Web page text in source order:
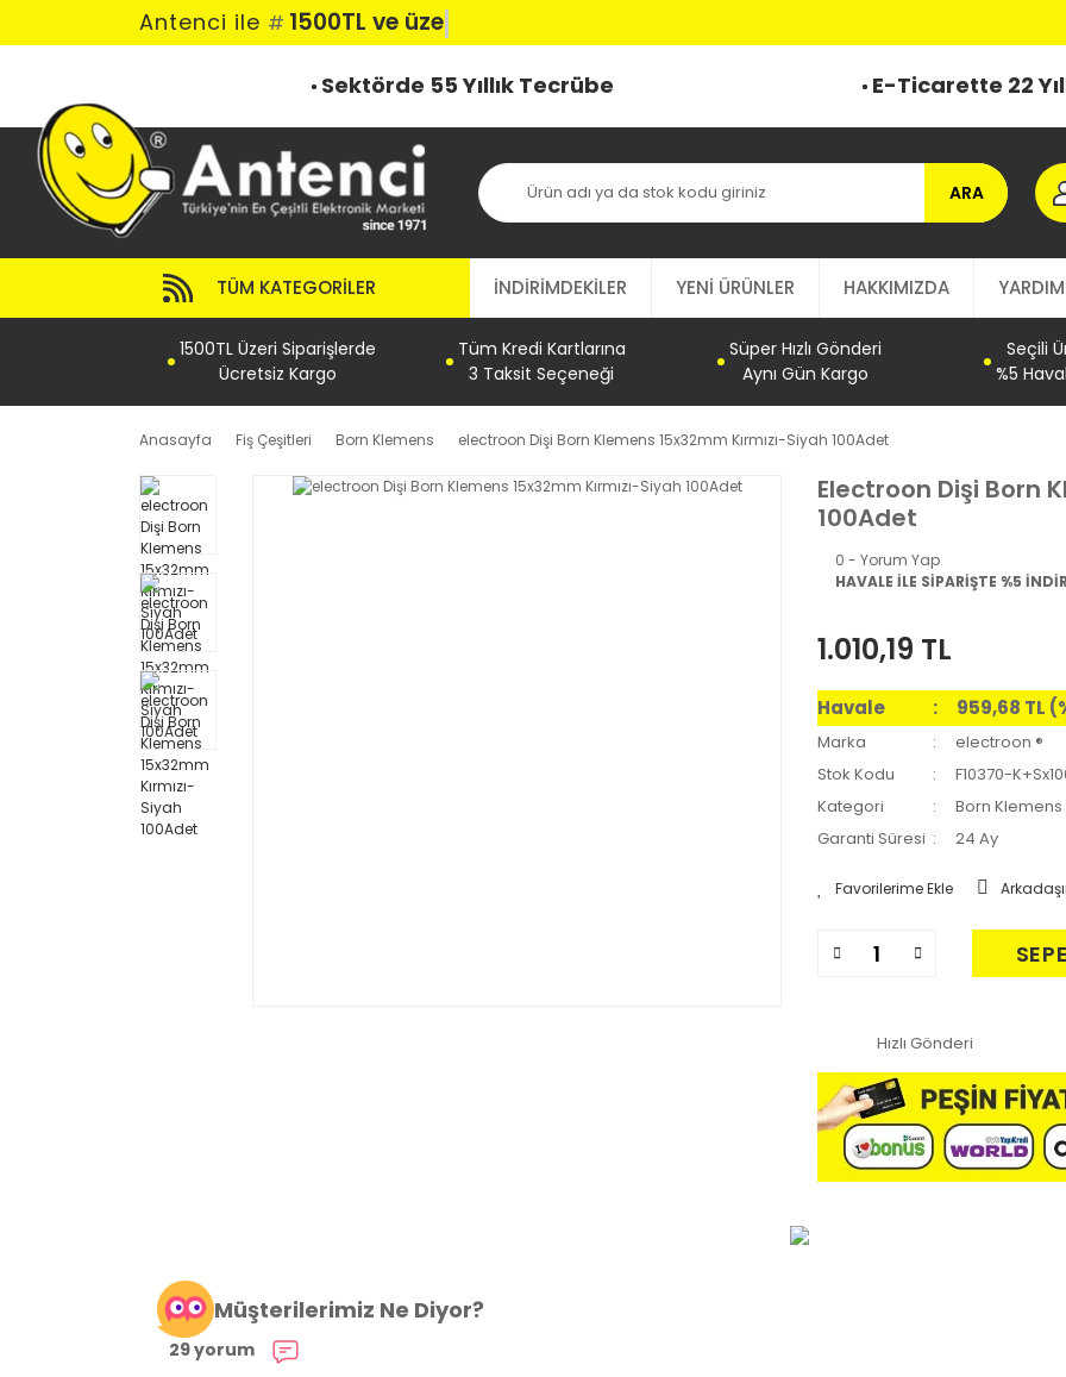
Antenci ile # 1500TL ve üzeri
Sektörde 55 Yıllık Tecrübe E-Ticarette 22
ARA
TÜM KATEGORILER İNDİRİMDEKİLER YENİ ÜRÜNLER HAKKIMIZDA YARDIM
1500TL Üzeri Siparişlerde
Ücretsiz Kargo
Tüm Kredi Kartlarına
3 Taksit Seçeneği
Süper Hızlı Gönderi
Aynı Gün Kargo
Seçili
%5
Anasayfa Fiş Çeşitleri Born Klemens electroon Dişi Born Klemens 15x32mm Kırmızı-Siyah 100Adet
Electroon Dişi Born
100Adet
0 - Yorum Yap
HAVALE İLE SİPARİŞTE %5
1.010,19 TL
Havale 959,68 TL
Marka
electroon ®
Stok Kodu
F10370-
Kategori
Born Klemens
Garanti Süresi
24 Ay
Hızlı Gönderi
Müşterilerimiz Ne Diyor?
29 yorum